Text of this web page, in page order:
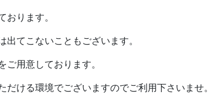
おります。
てこないこともございます。
用意しております。
ける環境でございますのでご利用下さいませ。